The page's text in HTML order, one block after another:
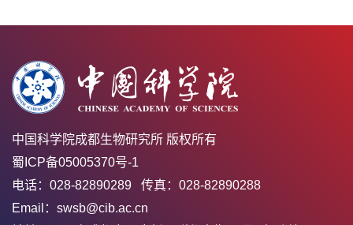
中国科学院成都生物研究所 版权所有
蜀ICP备05005370号-1
电话：028-82890289 传真：028-82890288
Email：swsb@cib.ac.cn